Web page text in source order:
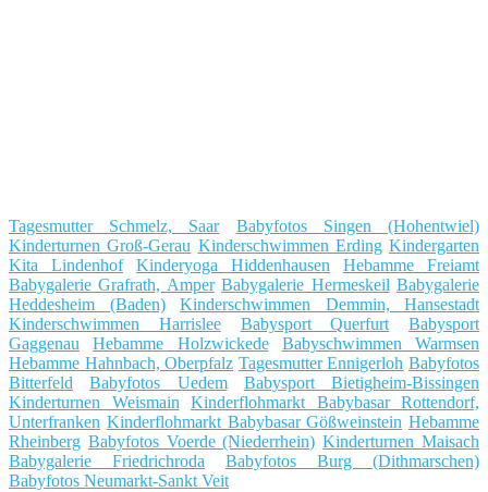
Tagesmutter Schmelz, Saar
Babyfotos Singen (Hohentwiel)
Kinderturnen Groß-Gerau Kinderschwimmen Erding Kindergarten
Kita Lindenhof
Kinderyoga Hiddenhausen
Hebamme Freiamt
Babygalerie Grafrath, Amper Babygalerie Hermeskeil Babygalerie
Heddesheim (Baden)
Kinderschwimmen Demmin, Hansestadt
Kinderschwimmen Harrislee
Babysport Querfurt
Babysport
Gaggenau
Hebamme Holzwickede
Babyschwimmen Warmsen
Hebamme Hahnbach, Oberpfalz Tagesmutter Ennigerloh Babyfotos
Bitterfeld
Babyfotos Uedem
Babysport Bietigheim-Bissingen
Kinderturnen Weismain
Kinderflohmarkt Babybasar Rottendorf,
Unterfranken Kinderflohmarkt Babybasar Gößweinstein Hebamme
Rheinberg Babyfotos Voerde (Niederrhein) Kinderturnen Maisach
Babygalerie Friedrichroda
Babyfotos Burg (Dithmarschen)
Babyfotos Neumarkt-Sankt Veit